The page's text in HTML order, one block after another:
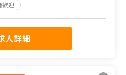
歓迎
人詳細